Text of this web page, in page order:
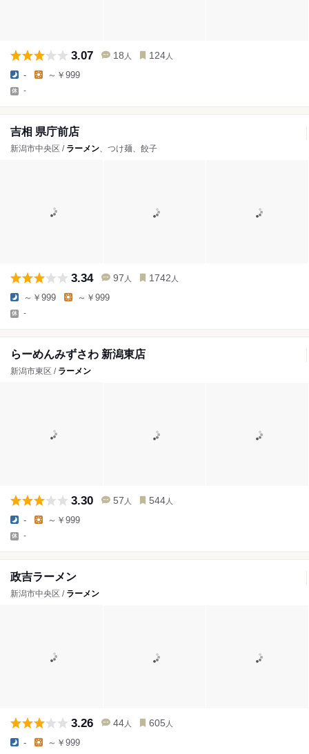
3.07 18 人 124 人
- ～￥999
-
吉相 県庁前店
新潟市中央区 / ラーメン、つけ麺、餃子
3.34 97 人 1742 人
～￥999 ～￥999
-
らーめんみずさわ 新潟東店
新潟市東区 / ラーメン
3.30 57 人 544 人
- ～￥999
-
政吉ラーメン
新潟市中央区 / ラーメン
3.26 44 人 605 人
- ～￥999